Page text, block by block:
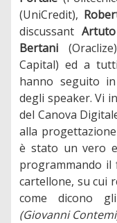
(UniCredit),
discussant
Bertani
Capital) ed a
hanno seguito
degli speaker. Vi
del Canova
alla
è stato un vero
programmando il
cartellone, su cui
come dicono
(Giovanni